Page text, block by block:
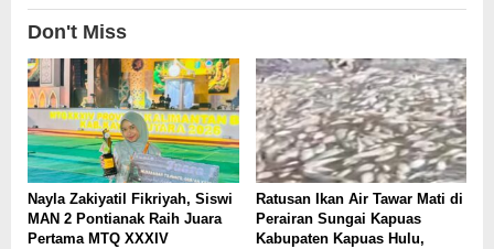
Don't Miss
Nayla Zakiyatil Fikriyah, Siswi
MAN 2 Pontianak Raih Juara
Pertama MTQ XXXIV
Ratusan Ikan Air Tawar Mati di
Perairan Sungai Kapuas
Kabupaten Kapuas Hulu,